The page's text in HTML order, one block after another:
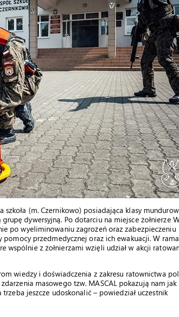
szkoła (m. Czernikowo) posiadająca klasy
dywersyjną. Po dotarciu na miejsce żołnierze
po wyeliminowaniu zagrożeń oraz zabezpieczeniu
przedmedycznej oraz ich ewakuacji. W
wspólnie z żołnierzami wzięli udział w akcji
wiedzy i doświadczenia z zakresu ratownictwa
masowego tzw. MASCAL pokazują nam jak
jeszcze udoskonalić – powiedział uczestnik